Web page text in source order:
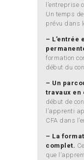
l’entreprise
Un temps
prévu dans
– L’entrée
formation
début du
– Un
travaux en
début de
l’apprenti
CFA dans
– La
complet.
que